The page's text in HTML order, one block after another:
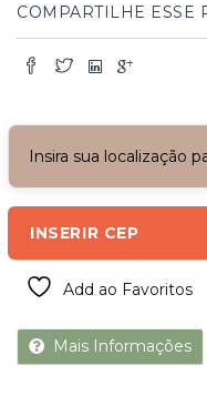
COMPARTILHE ESSE
Insira sua localização
INSERIR CEP
Add ao Favoritos
Mais Informações